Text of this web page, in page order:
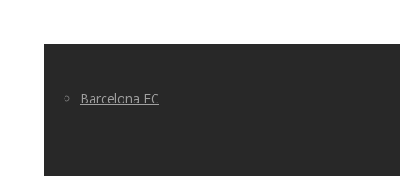
Barcelona FC